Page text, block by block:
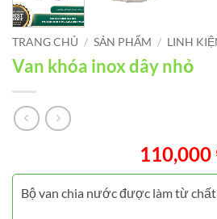
TRANG CHỦ / SẢN PHẨM / LINH
Van khóa inox dây nhỏ
110,000
Bộ van chia nước được làm từ chất